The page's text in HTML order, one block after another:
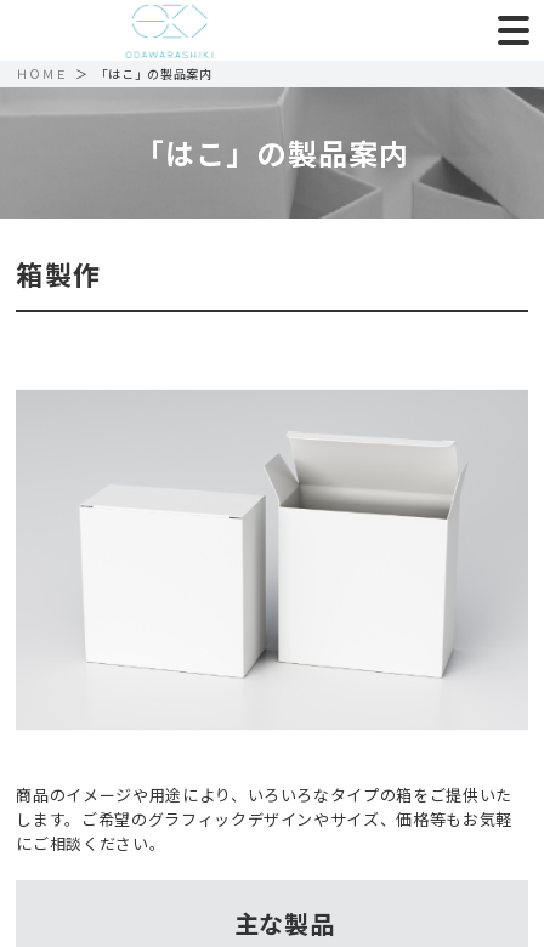
ＨＯＭＥ 「はこ」の製品案内
「はこ」の製品案内
箱製作
商品のイメージや用途により、いろいろなタイプの箱をご提供いた
します。ご希望のグラフィックデザインやサイズ、価格等もお気軽
にご相談ください。
主な製品